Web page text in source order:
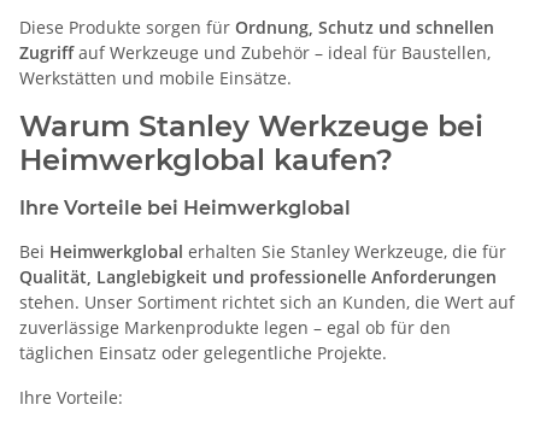
Diese Produkte sorgen für Ordnung, Schutz und schnellen
Zugriffauf Werkzeuge und Zubehör – ideal für Baustellen,
Werkstätten und mobile Einsätze.
Warum Stanley Werkzeuge bei
Heimwerkglobal kaufen?
Ihre Vorteile bei Heimwerkglobal
Bei Heimwerkglobal erhalten Sie Stanley Werkzeuge, die für
Qualität, Langlebigkeit und professionelle Anforderungen
stehen. Unser Sortiment richtet sich an Kunden, die Wert auf
zuverlässige Markenprodukte legen – egal ob für den
täglichen Einsatz oder gelegentliche Projekte.
Ihre Vorteile: